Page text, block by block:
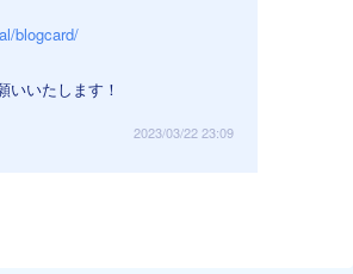
blogcard/
いいたします！
2023/03/22 23:09